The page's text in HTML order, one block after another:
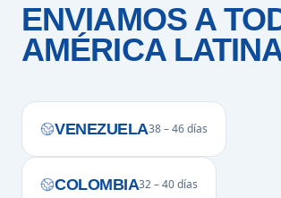
ENVIAMOS A
AMÉRICA
VENEZUELA38 – 46 días
COLOMBIA32 – 40 días